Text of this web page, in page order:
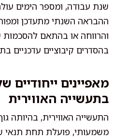
שנת עבודה, ומספר הימים
ההבראה השנתי מתעדכן
והרווחה או בהתאם להסכמות
בהסדרים קיבוציים עדכניים
מאפיינים ייחודיים
בתעשייה האווירית
התעשייה האווירית, בהיותה
משמעותי, פועלת תחת תנאי